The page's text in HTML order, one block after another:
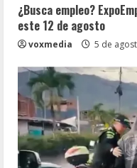
¿Busca empleo?
este 12 de agosto
voxmedia 5 de